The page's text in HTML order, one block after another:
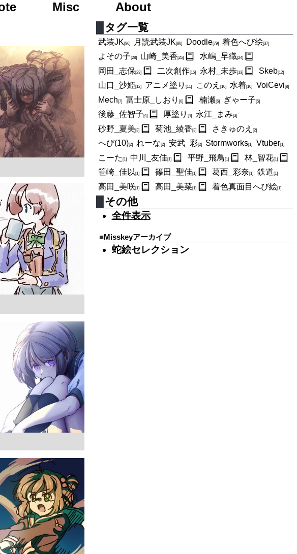
Misc About
タグ一覧
武装JK [96] 月読武装JK[80] Doodle[79] 着色へび絵[37]
よその子 [28] 山崎_美香[25] 水嶋_早織[24]
岡田_志保 [23] 二次創作[15] 永村_未歩[13] Skeb[12]
山口_沙姫 [12] アニメ塗り[11] このえ [10] 水着[10] VoiCevi [8]
Mech [7] 冨士原_しおり[6] 楠瀬[6] ぎゃー子[5]
後藤_佐智子 [4] 厚塗り[4] 永江_まみ [3]
砂野_夏美 [3] 菊池_綾香[3] さきゅのえ[2]
へび(10)[2] れーな[2] 安武_彩[2] Stormworks[1] Vtuber[1]
こーた [1] 中川_友佳[1] 平野_飛鳥 [1] 林_智花[1]
笹崎_佳以 [1] 篠田_聖佳[1] 葛西_彩奈[1] 鉄道 [1]
高田_美咲[1] 高田_美菜[1] 着色真面目へび絵[1]
その他
全件表示
Misskeyアーカイブ
蛇絵セレクション